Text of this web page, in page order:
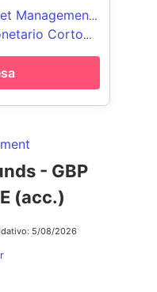
- GBP
(acc.)
5/08/2026
Management
Corto